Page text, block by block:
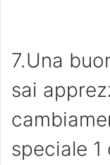
7.Una
sai
speciale